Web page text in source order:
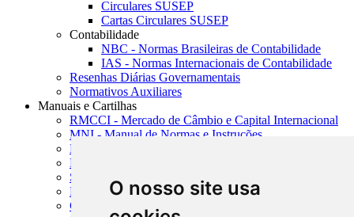
O nosso site usa
Circulares SUSEP
Cartas Circulares SUSEP
Contabilidade
NBC - Normas Brasileiras de Contabilidade
IAS - Normas Internacionais de Contabilidade
Resenhas Diárias Governamentais
Normativos Auxiliares
Manuais e Cartilhas
RMCCI - Mercado de Câmbio e Capital Internacional
MNI - Manual de Normas e Instruções
MTVM - Manual de Títulos e Valores Mobiliários
MCR - Manual de Crédito Rural
SISORF - Manual de Organização do SFN
MASUP - Manual de Supervisão Bancária
CADOC - Catálogo de Documentos